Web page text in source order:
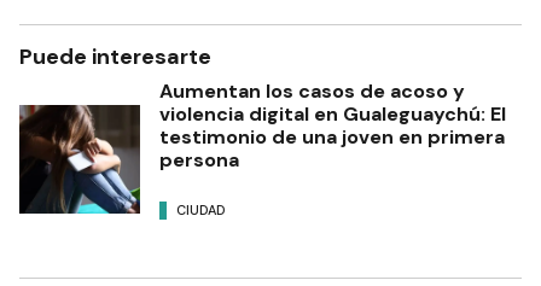
Puede interesarte
Aumentan los casos de acoso y
violencia digital en Gualeguaychú: El
testimonio de una joven en primera
persona
CIUDAD